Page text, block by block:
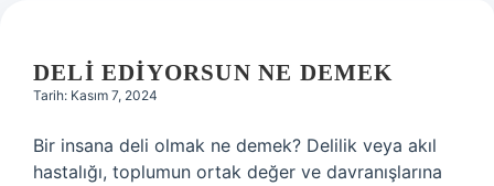
DELI EDIYORSUN NE DEMEK
Tarih: Kasım 7, 2024
Bir insana deli olmak ne demek? Delilik veya akıl
hastalığı, toplumun ortak değer ve davranışlarına